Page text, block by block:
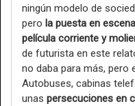
ningún modelo de
pero la puesta en
película corriente y
de futurista en este
no daba para más, pero
Autobuses, cabinas
unas persecuciones en